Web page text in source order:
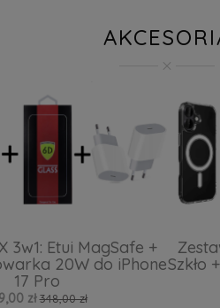
3w1: Etui MagSafe +
20W do iPhone
17 Pro
zł 348,00 zł
Szkło